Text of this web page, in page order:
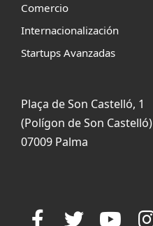
Comercio
Internacionalización
Startups Avanzadas
Plaça de Son Castelló, 1
(Polígon de Son Castelló)
07009 Palma